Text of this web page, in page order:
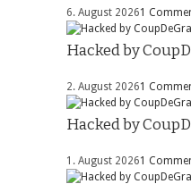
6. August 20261
Hacked by
2. August 20261
Hacked by
1. August 20261